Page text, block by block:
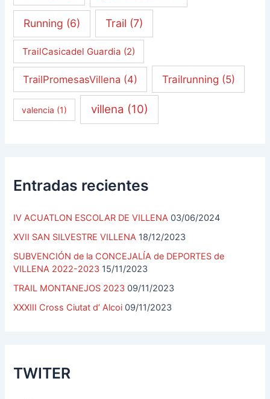
Running (6) Trail (7)
TrailCasicadel Guardia (2)
TrailPromesasVillena (4) Trailrunning (5)
valencia (1) villena (10)
Entradas recientes
IV ACUATLON ESCOLAR DE VILLENA 03/06/2024
XVII SAN SILVESTRE VILLENA 18/12/2023
SUBVENCIÓN de la CONCEJALÍA de DEPORTES de
VILLENA 2022-2023 15/11/2023
TRAIL MONTANEJOS 2023 09/11/2023
XXXIII Cross Ciutat d’ Alcoi 09/11/2023
TWITER